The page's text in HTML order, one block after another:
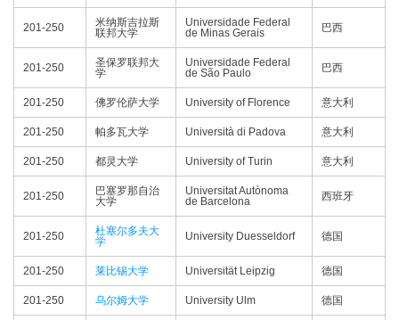
201-250
米纳斯吉拉斯
联邦大学
Universidade Federal
de Minas Gerais
巴西
201-250
圣保罗联邦大
学
Universidade Federal
de São Paulo
巴西
201-250 佛罗伦萨大学 University of Florence 意大利
201-250 帕多瓦大学 Università di Padova 意大利
201-250 都灵大学 University of Turin 意大利
201-250
巴塞罗那自治
大学
Universitat Autònoma
de Barcelona
西班牙
201-250
杜塞尔多夫大
学
University Duesseldorf 德国
201-250 莱比锡大学 Universität Leipzig 德国
201-250 乌尔姆大学 University Ulm 德国